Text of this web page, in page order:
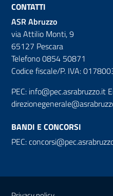
CONTATTI
ASR Abruzzo
via Attilio Monti, 9
65127 Pescara
Telefono 0854 50871
Codice fiscale/P. IVA:
PEC: info@pec.asrabruzzo.it
BANDI E CONCORSI
PEC:
Small
Useful links